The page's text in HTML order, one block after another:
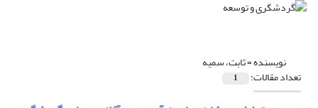
نویسنده =ثابت، سمیه
تعداد مقالات: 1